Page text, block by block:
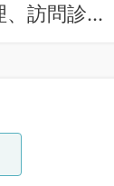
訪問診療